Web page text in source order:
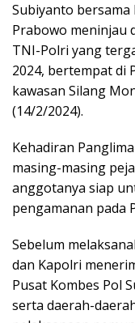
Subiyanto bersama
Prabowo meninjau
TNI-Polri yang
2024, bertempat di
kawasan Silang
(14/2/2024).
Kehadiran
masing-masing
anggotanya siap
pengamanan pada
Sebelum
dan Kapolri
Pusat Kombes Pol
serta daerah-